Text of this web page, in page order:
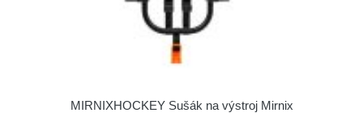
MIRNIXHOCKEY Sušák na výstroj Mirnix